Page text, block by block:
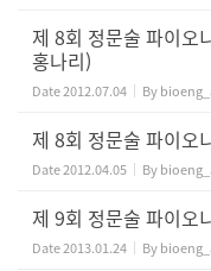
제 8회 정문술 파이오
홍나리)
Date2012.07.04 By
제 8회 정문술 파이오
Date2012.04.05 By
제 9회 정문술 파이오
Date2013.01.24 By